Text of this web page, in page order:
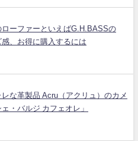
ローファーといえばG.H.BASSの
感、お得に購入するには
レな革製品 Acru（アクリュ）のカメ
・バルジ カフェオレ」